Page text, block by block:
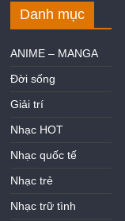
Danh mục
ANIME – MANGA
Đời sống
Giải trí
Nhạc HOT
Nhạc quốc tế
Nhạc trẻ
Nhạc trữ tình